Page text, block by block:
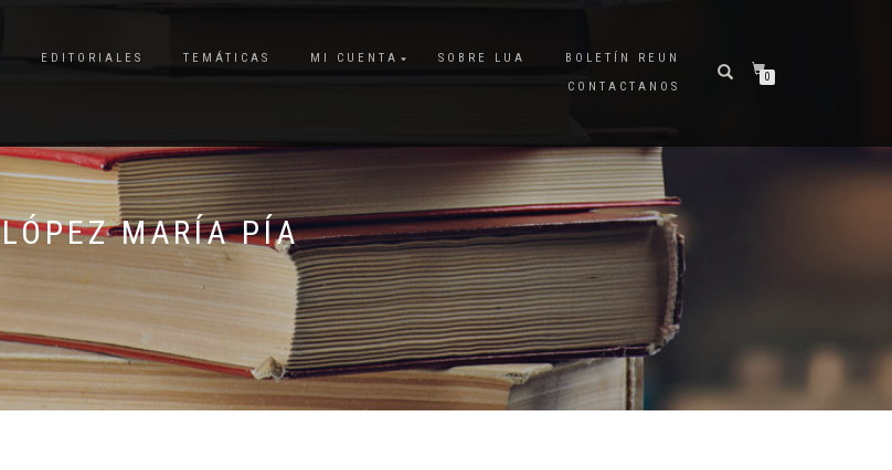
EDITORIALES TEMÁTICAS MI CUENTA SOBRE LUA
BOLETÍN REUN
CONTACTANOS
0
LÓPEZ MARÍA PÍA